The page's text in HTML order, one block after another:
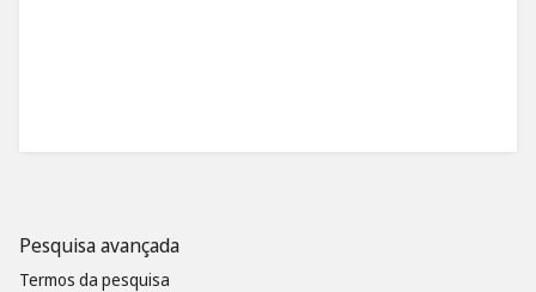
Pesquisa avançada
Termos da pesquisa